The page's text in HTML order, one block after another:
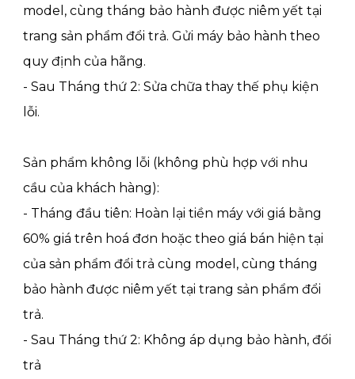
model, cùng tháng bảo hành được niêm yết tại
trang sản phẩm đổi trả. Gửi máy bảo hành theo
quy định của hãng.
- Sau Tháng thứ 2: Sửa chữa thay thế phụ kiện
lỗi.
Sản phẩm không lỗi (không phù hợp với nhu
cầu của khách hàng):
- Tháng đầu tiên: Hoàn lại tiền máy với giá bằng
60% giá trên hoá đơn hoặc theo giá bán hiện tại
của sản phẩm đổi trả cùng model, cùng tháng
bảo hành được niêm yết tại trang sản phẩm đổi
trả.
- Sau Tháng thứ 2: Không áp dụng bảo hành, đổi
trả